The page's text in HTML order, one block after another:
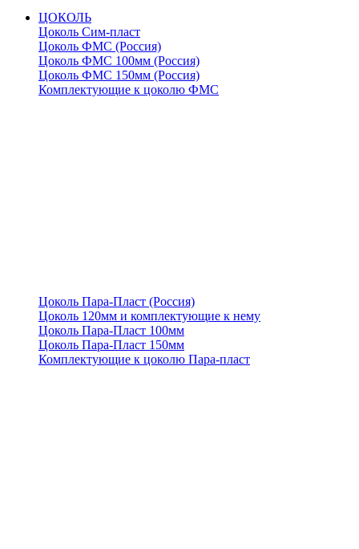
ЦОКОЛЬ
Цоколь Сим-пласт
Цоколь ФМС (Россия)
Цоколь ФМС 100мм (Россия)
Цоколь ФМС 150мм (Россия)
Комплектующие к цоколю ФМС
Цоколь Пара-Пласт (Россия)
Цоколь 120мм и комплектующие к нему
Цоколь Пара-Пласт 100мм
Цоколь Пара-Пласт 150мм
Комплектующие к цоколю Пара-пласт